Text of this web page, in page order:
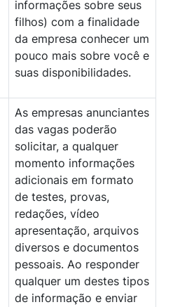
informações sobre seus
filhos) com a finalidade
da empresa conhecer um
pouco mais sobre você e
suas disponibilidades.
As empresas anunciantes
das vagas poderão
solicitar, a qualquer
momento informações
adicionais em formato
de testes, provas,
redações, vídeo
apresentação, arquivos
diversos e documentos
pessoais. Ao responder
qualquer um destes tipos
de informação e enviar